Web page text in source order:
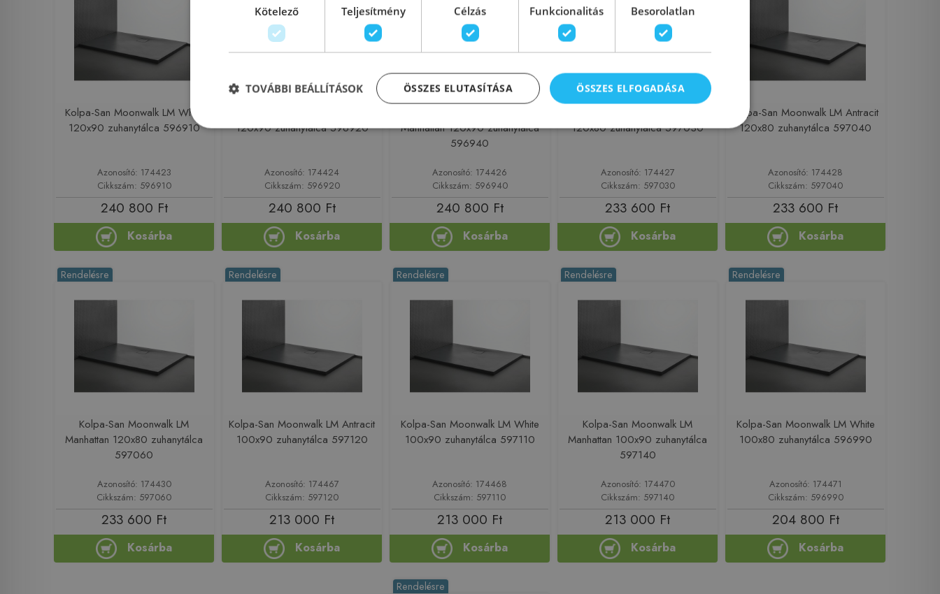
Kolpa-San Moonwalk LM White
120x90 zuhanytálca 596910
Azonosító: 174423
Cikkszám: 596910
240 800 Ft
Kosárba
120x90 zuhanytálca 596920
Azonosító: 174424
Cikkszám: 596920
240 800 Ft
Kosárba
Manhattan 120x90 zuhanytálca
596940
Azonosító: 174426
Cikkszám: 596940
240 800 Ft
Kosárba
120x80 zuhanytálca 597030
Azonosító: 174427
Cikkszám: 597030
233 600 Ft
Kosárba
Kolpa-San Moonwalk LM Antracit
120x80 zuhanytálca 597040
Azonosító: 174428
Cikkszám: 597040
233 600 Ft
Kosárba
Rendelésre
Kolpa-San Moonwalk LM
Manhattan 120x80 zuhanytálca
597060
Azonosító: 174430
Cikkszám: 597060
233 600 Ft
Kosárba
Rendelésre
Kolpa-San Moonwalk LM Antracit
100x90 zuhanytálca 597120
Azonosító: 174467
Cikkszám: 597120
213 000 Ft
Kosárba
Rendelésre
Kolpa-San Moonwalk LM White
100x90 zuhanytálca 597110
Azonosító: 174468
Cikkszám: 597110
213 000 Ft
Kosárba
Rendelésre
Kolpa-San Moonwalk LM
Manhattan 100x90 zuhanytálca
597140
Azonosító: 174470
Cikkszám: 597140
213 000 Ft
Kosárba
Rendelésre
Kolpa-San Moonwalk LM White
100x80 zuhanytálca 596990
Azonosító: 174471
Cikkszám: 596990
204 800 Ft
Kosárba
Rendelésre
Kötelező Teljesítmény Célzás Funkcionalitás Besorolatlan
ÖSSZES ELFOGADÁSA
ÖSSZES ELUTASÍTÁSA
TOVÁBBI BEÁLLÍTÁSOK